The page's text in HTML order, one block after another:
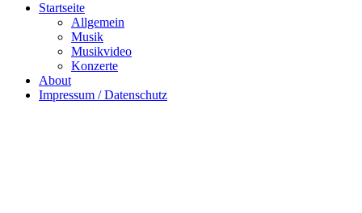
Startseite
Allgemein
Musik
Musikvideo
Konzerte
About
Impressum / Datenschutz